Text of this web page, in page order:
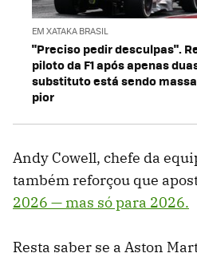
EM XATAKA BRASIL
"Preciso pedir desculpas".
piloto da F1 após apenas
substituto está sendo
pior
Andy Cowell, chefe da
também reforçou que
2026 — mas só para 2026.
Resta saber se a Aston